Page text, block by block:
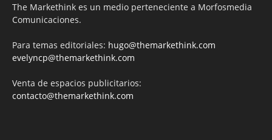
The Markethink es un medio perteneciente a Morfosmedia
Comunicaciones.
Para temas editoriales: hugo@themarkethink.com
evelyncp@themarkethink.com
Venta de espacios publicitarios:
contacto@themarkethink.com